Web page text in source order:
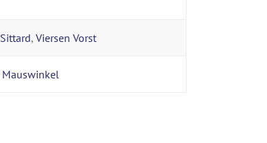
Sittard, Viersen Vorst
Mauswinkel